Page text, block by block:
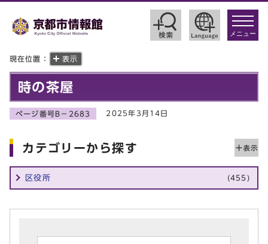
toggle
メニュー
現在位置： 表示
時の茶屋
ページ番号B－2683 2025年3月14日
カテゴリーから探す
区役所 (455)